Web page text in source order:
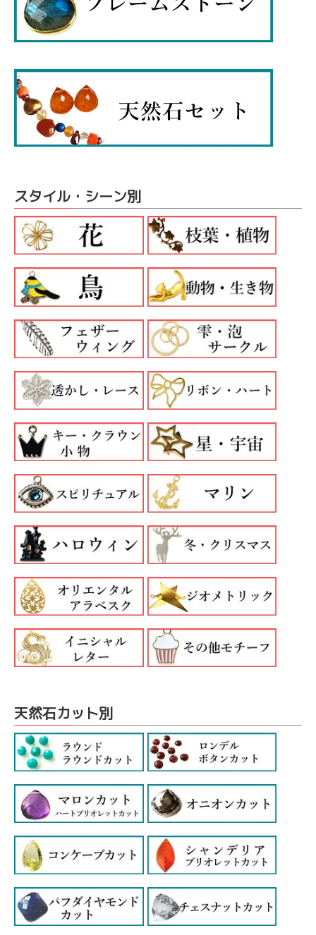
スタイル・シーン別
天然石カット別